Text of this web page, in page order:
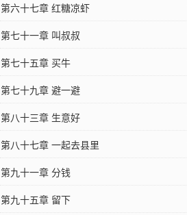
第六十七章 红糖凉虾
第七十一章 叫叔叔
第七十五章 买牛
第七十九章 避一避
第八十三章 生意好
第八十七章 一起去县里
第九十一章 分钱
第九十五章 留下